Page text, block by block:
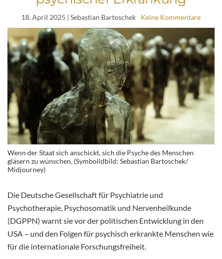
18. April 2025 | Sebastian Bartoschek Keine Kommentare
Wenn der Staat sich anschickt, sich die Psyche des Menschen
gläsern zu wünschen. (Symboildbild: Sebastian Bartoschek/
Midjourney)
Die Deutsche Gesellschaft für Psychiatrie und
Psychotherapie, Psychosomatik und Nervenheilkunde
(DGPPN) warnt sie vor der politischen Entwicklung in den
USA – und den Folgen für psychisch erkrankte Menschen wie
für die internationale Forschungsfreiheit.